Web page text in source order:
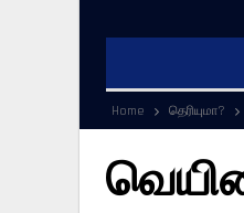
Home தெரியுமா?